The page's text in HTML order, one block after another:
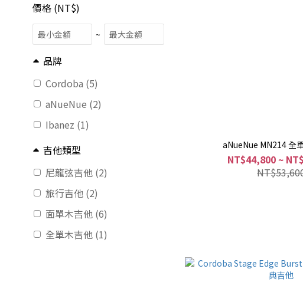
價格 (NT$)
~
品牌
Cordoba (5)
aNueNue (2)
Ibanez (1)
吉他類型
尼龍弦吉他 (2)
旅行吉他 (2)
面單木吉他 (6)
全單木吉他 (1)
aNueNue MN214 全
NT$44,800 ~